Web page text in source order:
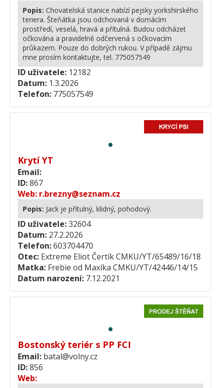
Popis: Chovatelská stanice nabízí pejsky yorkshirského
teriera. Šteňátka jsou odchovaná v domácím
prostředí, veselá, hravá a přítulná. Budou odcházet
očkována a pravidelně odčervená s očkovacím
průkazem. Pouze do dobrých rukou. V případě zájmu
mne prosím kontaktujte, tel. 775057549
ID uživatele: 12182
Datum: 1.3.2026
Telefon: 775057549
Krytí YT
Email:
ID:867
Web: r.brezny@seznam.cz
Popis: Jack je přítulný, klidný, pohodový.
ID uživatele:32604
Datum: 27.2.2026
Telefon:603704470
Otec: Extreme Eliot Čertík CMKU/YT/65489/16/18
Matka: Frebie od Maxíka CMKU/YT/42446/14/15
Datum narození: 7.12.2021
Bostonský teriér s PP FCI
Email: batal@volny.cz
ID:856
Web: